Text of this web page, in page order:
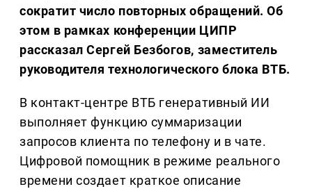
сократит число повторных обращений. Об
этом в рамках конференции ЦИПР
рассказал Сергей Безбогов, заместитель
руководителя технологического блока ВТБ.
В контакт-центре ВТБ генеративный ИИ
выполняет функцию суммаризации
запросов клиента по телефону и в чате.
Цифровой помощник в режиме реального
времени создает краткое описание